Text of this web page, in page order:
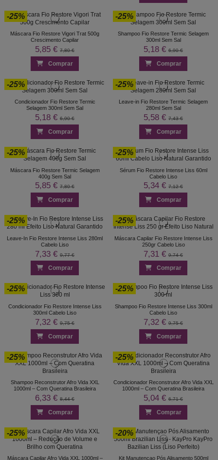
-25%
Máscara Fio Restore Vigori Trat 500g
Crescimento Capilar
5,85 € 7,80 €
Comprar
-25%
Shampoo Fio Restore Termic Selagem
300ml Sem Sal
5,18 € 6,90 €
Comprar
-25%
Condicionador Fio Restore Termic
Selagem 300ml Sem Sal
5,18 € 6,90 €
Comprar
-25%
Leave-in Fio Restore Termic Selagem
280ml Sem Sal
5,58 € 7,43 €
Comprar
-25%
Máscara Fio Restore Termic Selagem
400g Sem Sal
5,85 € 7,80 €
Comprar
-25%
Sérum Fio Restore Intense Liss 60ml
Cabelo Liso
5,34 € 7,12 €
Comprar
-25%
Leave-In Fio Restore Intense Liss 280ml
Cabelo Liso
7,33 € 9,77 €
Comprar
-25%
Máscara Capilar Fio Restore Intense Liss
250gr Cabelo Liso
7,31 € 9,74 €
Comprar
-25%
Condicionador Fio Restore Intense Liss
300ml Cabelo Liso
7,32 € 9,75 €
Comprar
-25%
Shampoo Fio Restore Intense Liss 300ml
Cabelo Liso
7,32 € 9,75 €
Comprar
-25%
Shampoo Reconstrutor Afro Vida XXL
1000ml – Com Queratina Brasileira
6,33 € 8,44 €
Comprar
-25%
Condicionador Reconstrutor Afro Vida XXL
1000ml – Com Queratina Brasileira
5,04 € 6,71 €
Comprar
-25%
Máscara Capilar Afro Vida XXL 1000ml –
-20%
Kit Manutençao Pós Alisamento 500ml